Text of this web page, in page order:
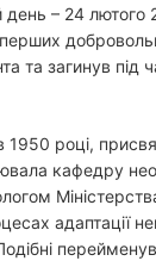
– 24 лютого
та загинув під
1950 році,
кафедру
адаптації